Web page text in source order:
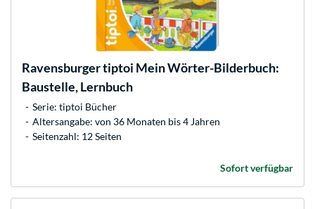
Ravensburgertiptoi Mein Wörter-Bilderbuch:
Baustelle, Lernbuch
Serie: tiptoi Bücher
Altersangabe: von 36 Monaten bis 4 Jahren
Seitenzahl: 12 Seiten
Sofort verfügbar